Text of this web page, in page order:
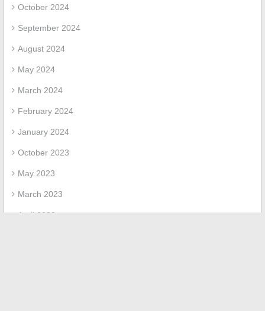
October 2024
September 2024
August 2024
May 2024
March 2024
February 2024
January 2024
October 2023
May 2023
March 2023
April 2022